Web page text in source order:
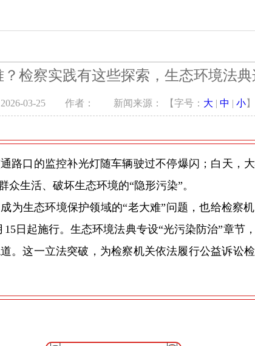
检务监督 以案说法
检察实践有这些探索，生态环境法
2026-03-25 作者： 新闻来源： 【字号： 大 | 中 | 小】
路口的监控补光灯随车辆驶过不停爆闪；白天
生活、破坏生态环境的“隐形污染”。
为生态环境保护领域的“老大难”问题，也给检察
15日起施行。生态环境法典专设“光污染防治”章节
。这一立法突破，为检察机关依法履行公益诉讼